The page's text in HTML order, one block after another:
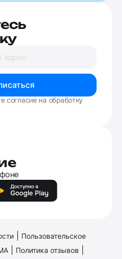
согласие на обработку
Пользовательское
Политика отзывов